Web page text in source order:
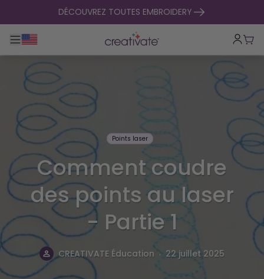
passer au contenuDÉCOUVREZ TOUTES EMBROIDERY
Basculer la navigation principale
Points laser
Comment coudre
des points au laser
- Partie 1
CREATIVATE Éducation . 22 juillet 2025